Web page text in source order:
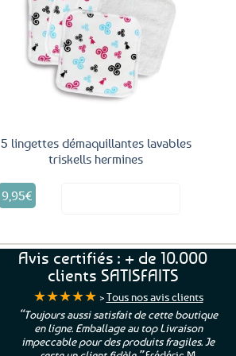
Ajouter
favoris
5 lingettes démaquillantes lavables
triskells hermines
9,95€
Avis certifiés : + de 10.000
clients SATISFAITS
★★★★★ >Tous nos avis clients
“Toujours aussi satisfait de cette boutique
en ligne. Emballage au top Livraison
impeccable pour des produits fragiles. Je